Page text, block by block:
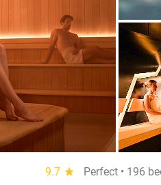
9.7 star
Perfect • 196